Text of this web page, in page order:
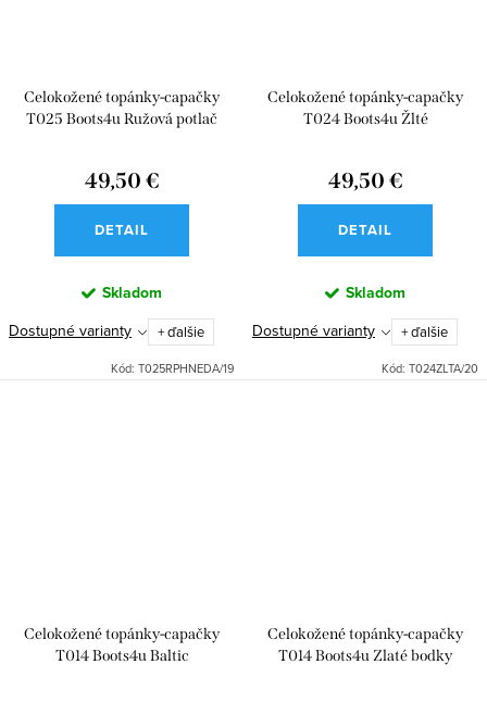
Celokožené topánky-capačky
T025 Boots4u Ružová potlač
49,50 €
DETAIL
Skladom
Dostupné varianty
+ ďalšie
Kód: T025RPHNEDA/19
Celokožené topánky-capačky
T024 Boots4u Žlté
49,50 €
DETAIL
Skladom
Dostupné varianty
+ ďalšie
Kód: T024ZLTA/20
Celokožené topánky-capačky
T014 Boots4u Baltic
Celokožené topánky-capačky
T014 Boots4u Zlaté bodky